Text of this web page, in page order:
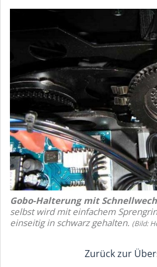
Gobo-Halterung mit
selbst wird mit einfachem
einseitig in schwarz gehalten. (Bild:
Zurück zur